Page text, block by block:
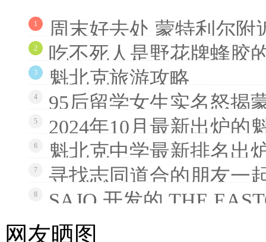
1 周末好去处 蒙特利尔附
2 吃不死人是野花牌蜂胶
3 魁北克旅游攻略
4 95后留学女生实名怒揭
5 2024年10月最新出炉的
6 魁北克中学最新排名出
7 寻找志同道合的朋友一
8 SAJO 开发的 THE
网友晒图